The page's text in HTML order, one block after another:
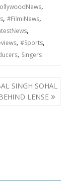
,
,#FilmiNews,
,
,#Sports,
, Singers
SINGH SOHAL
LENSE